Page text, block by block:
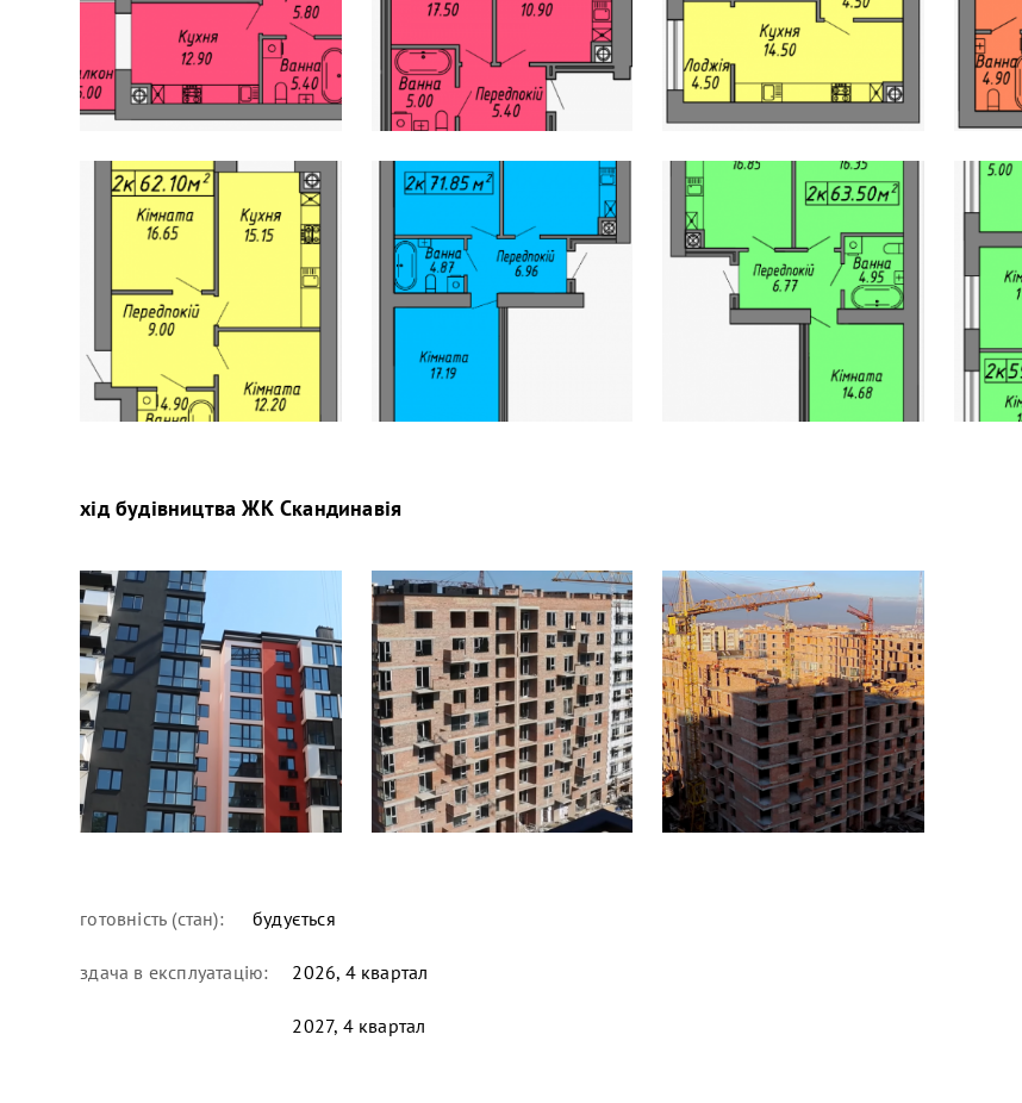
хід будівництваЖК Скандинавія
готовність (стан): будується
здача в експлуатацію: 2026, 4 квартал
2027, 4 квартал